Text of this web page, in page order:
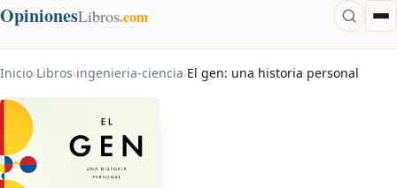
OpinionesLibros.com
Inicio›Libros›ingenieria-ciencia›El gen: una historia personal